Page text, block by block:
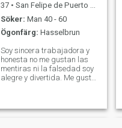
37 • San Felipe de Puerto Plata, Puerto Plata, Dominikanska Rep.
Söker: Man 40 - 60
Ögonfärg: Hasselbrun
Soy sincera trabajadora y
honesta no me gustan las
mentiras ni la falsedad soy
alegre y divertida. Me gusta